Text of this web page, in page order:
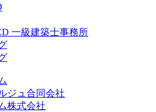
一級建築士事務所
ジュ合同会社
株式会社